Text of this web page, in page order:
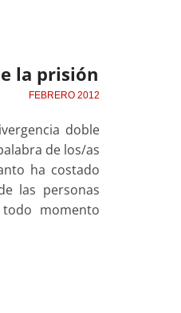
la prisión
FEBRERO 2012
doble
de los/as
ha costado
las personas
momento